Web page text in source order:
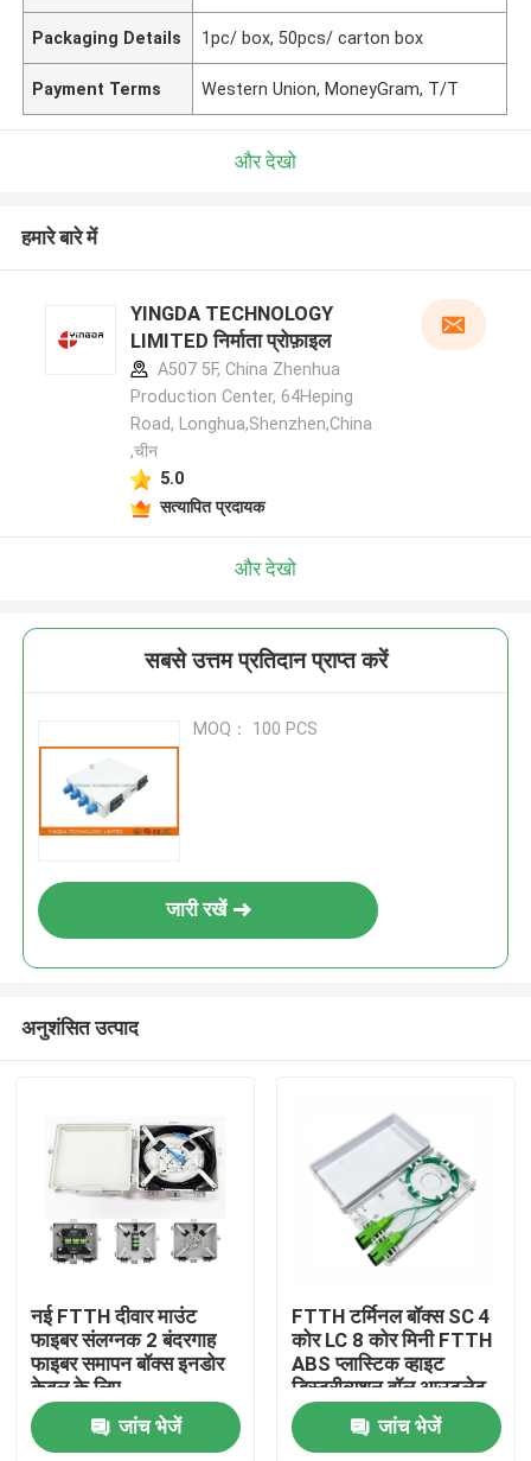
Packaging Details 1pc/ box, 50pcs/ carton box
Payment Terms Western Union, MoneyGram, T/T
और देखो
हमारे बारे में
YINGDA TECHNOLOGY
LIMITED निर्माता प्रोफ़ाइल
A507 5F, China Zhenhua
Production Center, 64Heping
Road, Longhua,Shenzhen,China
,चीन
5.0
सत्यापित प्रदायक
और देखो
सबसे उत्तम प्रतिदान प्राप्त करें
MOQ： 100 PCS
जारी रखें
अनुशंसित उत्पाद
नई FTTH दीवार माउंट
फाइबर संलग्नक 2 बंदरगाह
फाइबर समापन बॉक्स इनडोर
केबल के लिए
जांच भेजें
FTTH टर्मिनल बॉक्स SC 4
कोर LC 8 कोर मिनी FTTH
ABS प्लास्टिक व्हाइट
डिस्ट्रीब्यूशन वॉल आउटलेट
फेसप्लेट
जांच भेजें